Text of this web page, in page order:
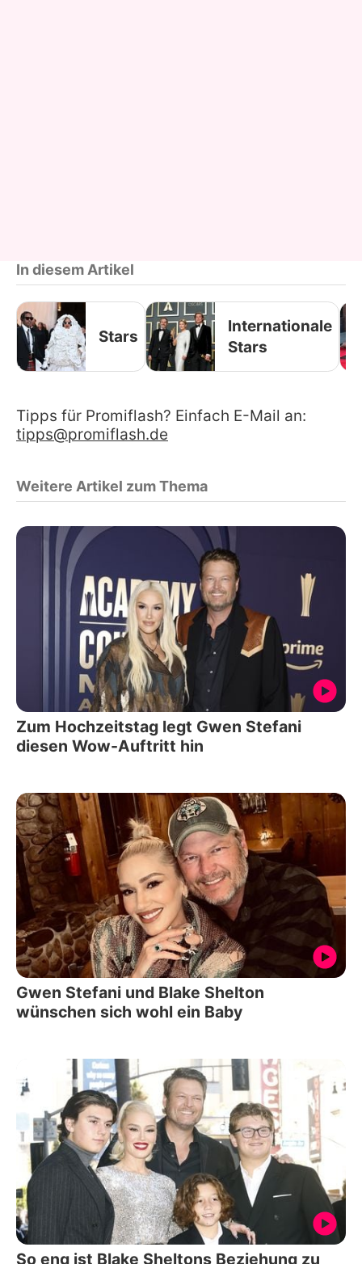
In diesem Artikel
Stars
Internationale
Stars
Tipps für Promiflash? Einfach E-Mail an:
tipps@promiflash.de
Weitere Artikel zum Thema
Zum Hochzeitstag legt Gwen Stefani
diesen Wow-Auftritt hin
Gwen Stefani und Blake Shelton
wünschen sich wohl ein Baby
So eng ist Blake Sheltons Beziehung zu